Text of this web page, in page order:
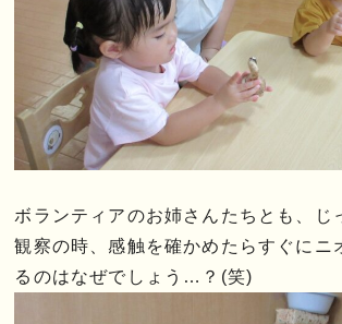
ボランティアのお姉さんたちとも、じ
観察の時、感触を確かめたらすぐにニ
るのはなぜでしょう…？(笑)